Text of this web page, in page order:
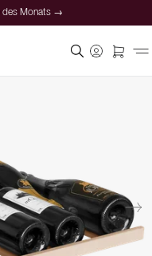
des Monats →